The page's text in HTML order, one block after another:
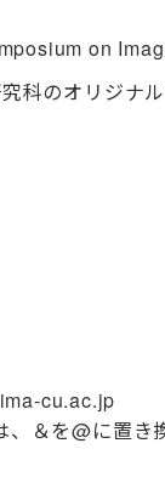
on
科のオリジナ
cu.ac.jp
＆を@に置き